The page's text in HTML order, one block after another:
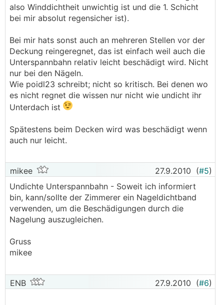
also Winddichtheit unwichtig ist und die 1. Schicht
bei mir absolut regensicher ist).
Bei mir hats sonst auch an mehreren Stellen vor der
Deckung reingeregnet, das ist einfach weil auch die
Unterspannbahn relativ leicht beschädigt wird. Nicht
nur bei den Nägeln.
Wie poidl23 schreibt; nicht so kritisch. Bei denen wo
es nicht regnet die wissen nur nicht wie undicht ihr
Unterdach ist
Spätestens beim Decken wird was beschädigt wenn
auch nur leicht.
mikee 27.9.2010 (#5)
Undichte Unterspannbahn - Soweit ich informiert
bin, kann/sollte der Zimmerer ein Nageldichtband
verwenden, um die Beschädigungen durch die
Nagelung auszugleichen.
Gruss
mikee
ENB 27.9.2010 (#6)